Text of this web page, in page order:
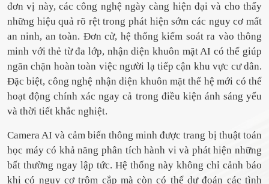
đơn vị này, các công nghệ ngày càng hiện đại và cho thấy
những hiệu quả rõ rệt trong phát hiện sớm các nguy cơ mất
an ninh, an toàn. Đơn cử, hệ thống kiểm soát ra vào thông
minh với thẻ từ đa lớp, nhận diện khuôn mặt AI có thể giúp
ngăn chặn hoàn toàn việc người lạ tiếp cận khu vực cư dân.
Đặc biệt, công nghệ nhận diện khuôn mặt thế hệ mới có thể
hoạt động chính xác ngay cả trong điều kiện ánh sáng yếu
và thời tiết khắc nghiệt.
Camera AI và cảm biến thông minh được trang bị thuật toán
học máy có khả năng phân tích hành vi và phát hiện những
bất thường ngay lập tức. Hệ thống này không chỉ cảnh báo
khi có nguy cơ trộm cắp mà còn có thể dự đoán các tình